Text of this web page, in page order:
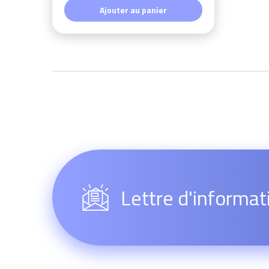
Ajouter au panier
Lettre